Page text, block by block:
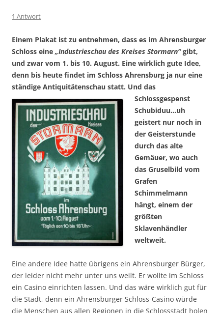
1 Antwort
Einem Plakat ist zu entnehmen, dass es im Ahrensburger
Schloss eine „Industrieschau des Kreises Stormarn“gibt,
und zwar vom 1. bis 10. August. Eine wirklich gute Idee,
denn bis heute findet im Schloss Ahrensburg ja nur eine
ständige Antiquitätenschau statt. Und das
Schlossgespenst
Schubiduu…uh
geistert nur noch in
der Geisterstunde
durch das alte
Gemäuer, wo auch
das Gruselbild vom
Grafen
Schimmelmann
hängt, einem der
größten
Sklavenhändler
weltweit.
Eine andere Idee hatte übrigens ein Ahrensburger Bürger,
der leider nicht mehr unter uns weilt. Er wollte im Schloss
ein Casino einrichten lassen. Und das wäre wirklich gut für
die Stadt, denn ein Ahrensburger Schloss-Casino würde
die Menschen aus allen Regionen in die Schlossstadt holen